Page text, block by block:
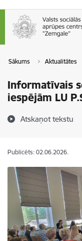
Sākums Aktualitātes
Informatīvais
iespējām LU
Atskaņot tekstu
Publicēts: 02.06.2026.